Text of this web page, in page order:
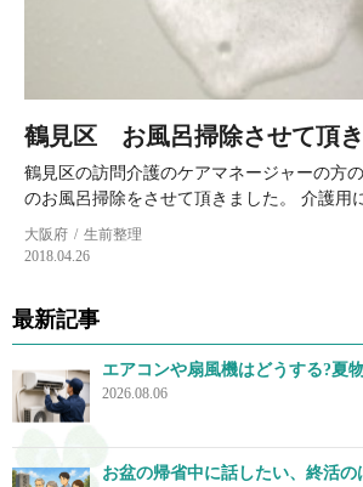
鶴見区 お風呂掃除させて頂
鶴見区の訪問介護のケアマネージャーの方
のお風呂掃除をさせて頂きました。 介護用
大阪府
生前整理
2018.04.26
最新記事
エアコンや扇風機はどうする?夏
2026.08.06
お盆の帰省中に話したい、終活の